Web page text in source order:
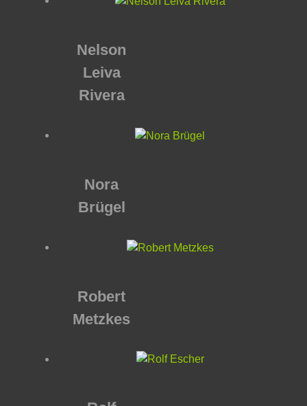
Nelson
Leiva
Rivera
Nora
Brügel
Robert
Metzkes